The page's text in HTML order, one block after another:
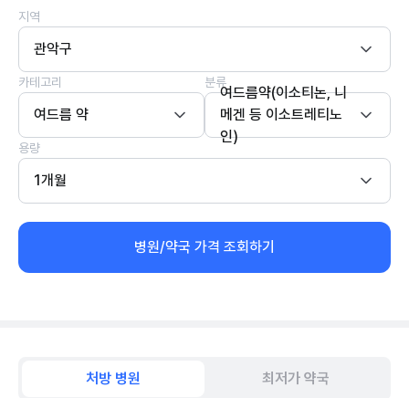
지역
관악구
카테고리
여드름 약
분류
여드름약(이소티논, 니
메겐 등 이소트레티노
인)
용량
1개월
병원/약국 가격 조회하기
처방 병원 최저가 약국